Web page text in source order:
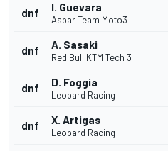
dnf I. Guevara
Aspar Team Moto3
dnf A. Sasaki
Red Bull KTM Tech 3
dnf D. Foggia
Leopard Racing
dnf X. Artigas
Leopard Racing